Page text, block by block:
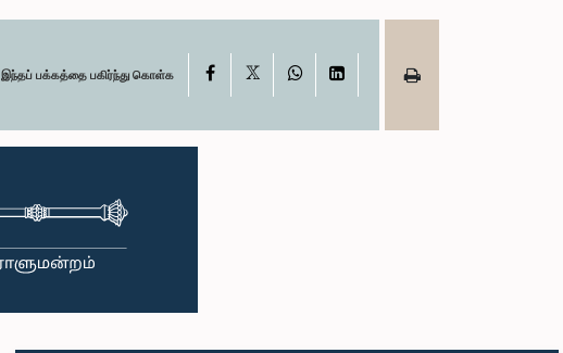
இந்தப் பக்கத்தை பகிர்ந்து கொள்க Facebook WhatsAppLinkedIn